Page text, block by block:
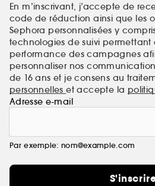
En m’inscrivant, j’accepte de
code de réduction ainsi que les
Sephora personnalisées y
technologies de suivi permettant
performance des campagnes
personnaliser nos
de 16 ans et je consens au
personnelleset accepte la
Adresse e-mail
Par exemple: nom@example.com